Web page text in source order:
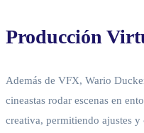
Producción
Además de VFX, Wario
cineastas rodar escenas en
creativa, permitiendo ajustes y